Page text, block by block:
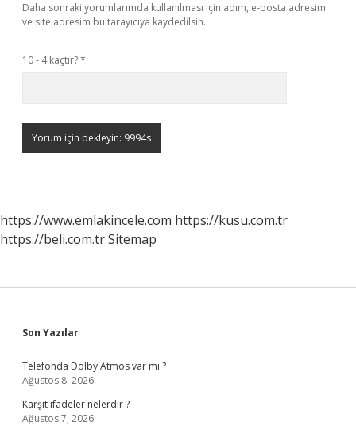
Daha sonraki yorumlarımda kullanılması için adım, e-posta adresim
ve site adresim bu tarayıcıya kaydedilsin.
10 - 4 kaçtır?*
https://www.emlakincele.com https://kusu.com.tr
https://beli.com.trSitemap
Sidebar
Son Yazılar
Telefonda Dolby Atmos var mı ?
Ağustos 8, 2026
Karşıt ifadeler nelerdir ?
Ağustos 7, 2026